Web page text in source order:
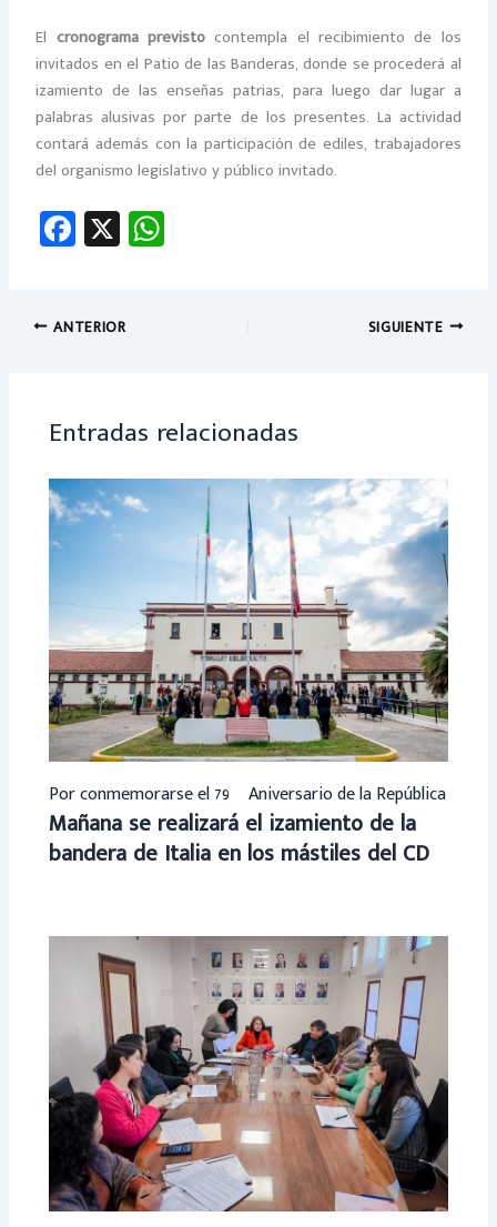
El cronograma previsto contempla el recibimiento de los
invitados en el Patio de las Banderas, donde se procederá al
izamiento de las enseñas patrias, para luego dar lugar a
palabras alusivas por parte de los presentes. La actividad
contará además con la participación de ediles, trabajadores
del organismo legislativo y público invitado.
Fa
ce
o
X
ANTERIOR SIGUIENTE
Entradas relacionadas
Por conmemorarse el 79º Aniversario de la República
Mañana se realizará el izamiento de la
bandera de Italia en los mástiles del CD